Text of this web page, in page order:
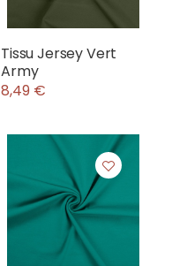
Tissu Jersey Vert
Army
8,49 €